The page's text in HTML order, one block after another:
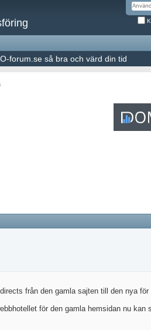
forum.se så bra och värd din tid
från den gamla sajten till den nya
för den gamla hemsidan nu kan